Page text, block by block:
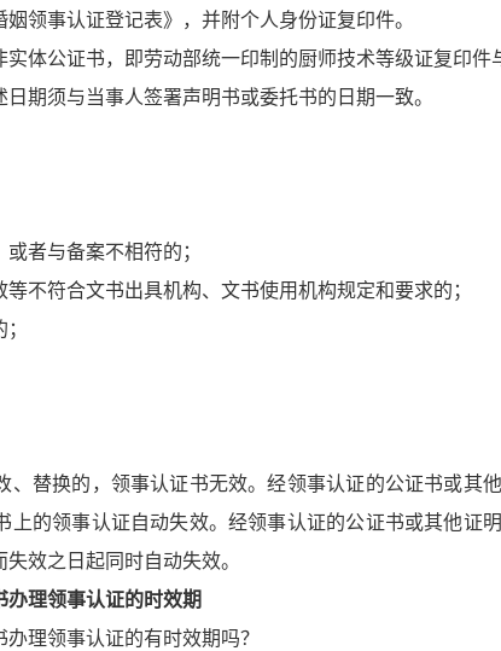
事认证登记表》，并附个人身份证复印件。
公证书，即劳动部统一印制的厨师技术等级证复印件
须与当事人签署声明书或委托书的日期一致。
者与备案不相符的；
符合文书出具机构、文书使用机构规定和要求的；
、替换的，领事认证书无效。经领事认证的公证书或其
上的领事认证自动失效。经领事认证的公证书或其他证
效之日起同时自动失效。
理领事认证的时效期
理领事认证的有时效期吗？